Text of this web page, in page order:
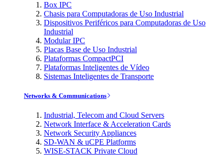
Box IPC
Chasis para Computadoras de Uso Industrial
Dispositivos Periféricos para Computadoras de Uso
Industrial
Modular IPC
Placas Base de Uso Industrial
Plataformas CompactPCI
Plataformas Inteligentes de Vídeo
Sistemas Inteligentes de Transporte
Networks & Communications
Industrial, Telecom and Cloud Servers
Network Interface & Acceleration Cards
Network Security Appliances
SD-WAN & uCPE Platforms
WISE-STACK Private Cloud